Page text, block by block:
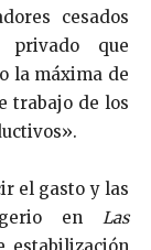
cesados
que
la máxima de
trabajo de los
el gasto y las
en Las